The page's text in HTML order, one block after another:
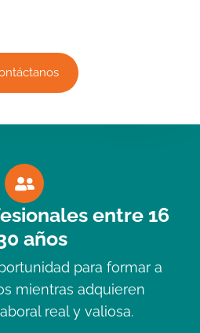
entre 16
años
para formar a
mientras adquieren
real y valiosa.